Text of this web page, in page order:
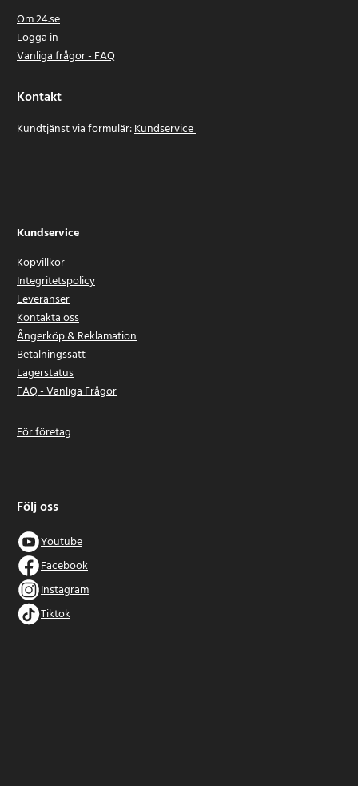
Om 24.se
Logga in
Vanliga frågor - FAQ
Kontakt
Kundtjänst via formulär:Kundservice
Kundservice
Köpvillkor
Integritetspolicy
Leveranser
Kontakta oss
Ångerköp & Reklamation
Betalningssätt
Lagerstatus
FAQ - Vanliga Frågor
För företag
Följ oss
Youtube
Facebook
Instagram
Tiktok